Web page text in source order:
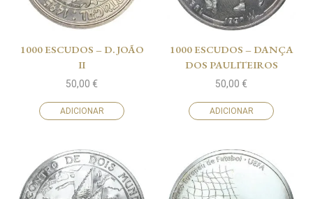
1000 ESCUDOS – D. JOÃO
II
50,00 €
ADICIONAR
1000 ESCUDOS – DANÇA
DOS PAULITEIROS
50,00 €
ADICIONAR